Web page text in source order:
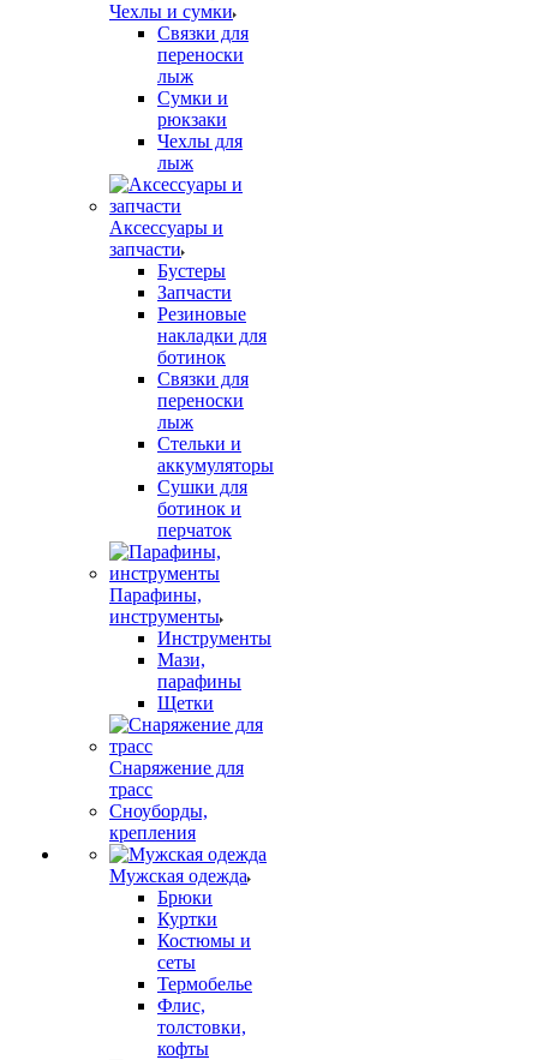
Чехлы и сумки
Связки для
переноски
лыж
Сумки и
рюкзаки
Чехлы для
лыж
Аксессуары и
запчасти
Бустеры
Запчасти
Резиновые
накладки для
ботинок
Связки для
переноски
лыж
Стельки и
аккумуляторы
Сушки для
ботинок и
перчаток
Парафины,
инструменты
Инструменты
Мази,
парафины
Щетки
Снаряжение для
трасс
Сноуборды,
крепления
Мужская одежда
Брюки
Куртки
Костюмы и
сеты
Термобелье
Флис,
толстовки,
кофты